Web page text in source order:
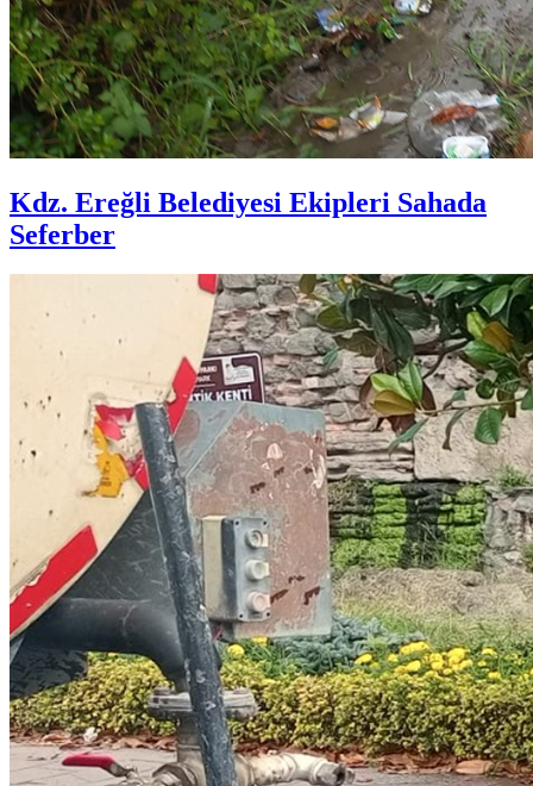
Kdz. Ereğli Belediyesi Ekipleri Sahada
Seferber